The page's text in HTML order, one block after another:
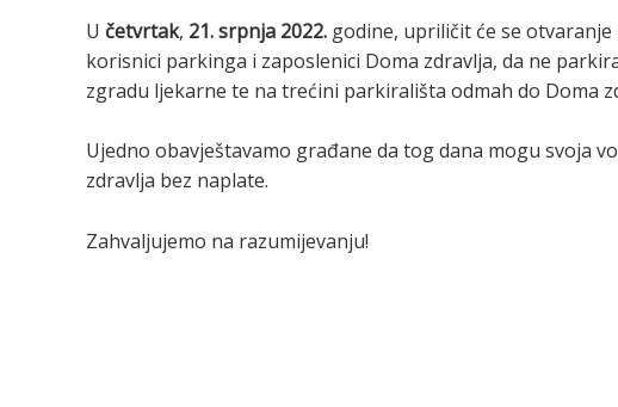
U četvrtak, 21. srpnja 2022. godine, upriličit će se
korisnici parkinga i zaposlenici Doma zdravlja, da ne
zgradu ljekarne te na trećini parkirališta odmah do Doma
Ujedno obavještavamo građane da tog dana mogu svoja
zdravlja bez naplate.
Zahvaljujemo na razumijevanju!